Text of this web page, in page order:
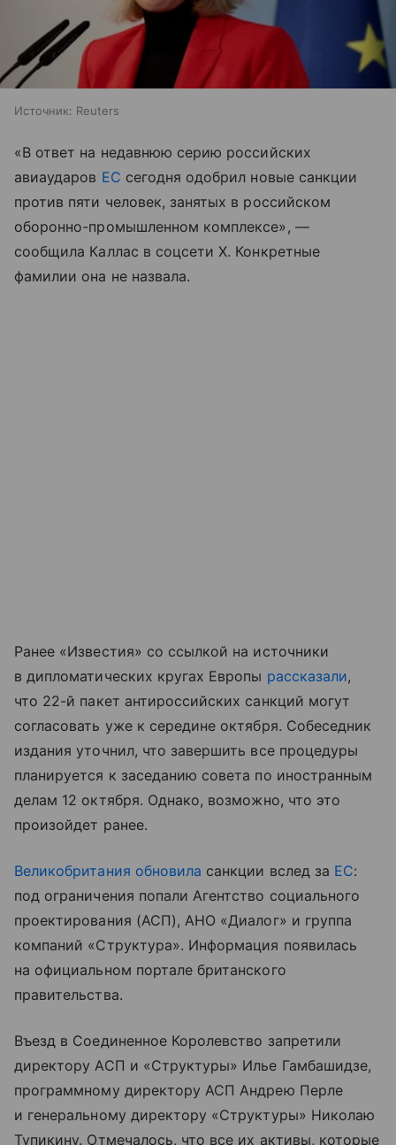
Источник: Reuters
«В ответ на недавнюю серию российских
авиаударов ЕС сегодня одобрил новые санкции
против пяти человек, занятых в российском
оборонно-промышленном комплексе», —
сообщила Каллас в соцсети X. Конкретные
фамилии она не назвала.
Ранее «Известия» со ссылкой на источники
в дипломатических кругах Европы рассказали,
что 22-й пакет антироссийских санкций могут
согласовать уже к середине октября. Собеседник
издания уточнил, что завершить все процедуры
планируется к заседанию совета по иностранным
делам 12 октября. Однако, возможно, что это
произойдет ранее.
Великобритания обновила санкции вслед за ЕС:
под ограничения попали Агентство социального
проектирования (АСП), АНО «Диалог» и группа
компаний «Структура». Информация появилась
на официальном портале британского
правительства.
Въезд в Соединенное Королевство запретили
директору АСП и «Структуры» Илье Гамбашидзе,
программному директору АСП Андрею Перле
и генеральному директору «Структуры» Николаю
Тупикину. Отмечалось, что все их активы, которые